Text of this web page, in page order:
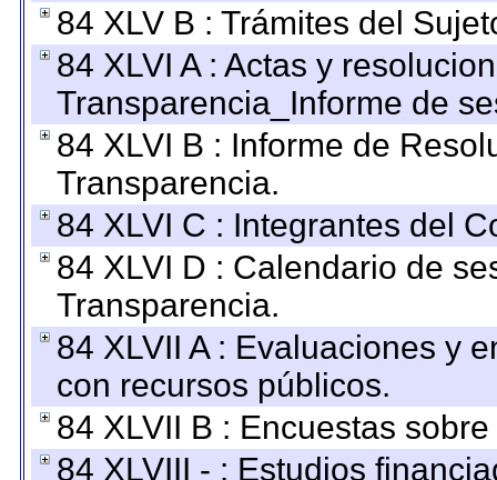
84 XLV B : Trámites del
84 XLVI A : Actas y
Transparencia_Informe de
84 XLVI B : Informe de
Transparencia.
84 XLVI C : Integrantes del
84 XLVI D : Calendario de
Transparencia.
84 XLVII A : Evaluaciones y
con recursos públicos.
84 XLVII B : Encuestas
84 XLVIII - : Estudios